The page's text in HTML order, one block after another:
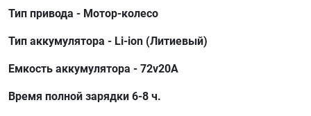
Тип привода - Мотор-колесо
Тип аккумулятора - Li-ion (Литиевый)
Емкость аккумулятора - 72v20A
Время полной зарядки 6-8 ч.